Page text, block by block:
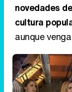
novedades
cultura
aunque